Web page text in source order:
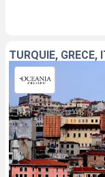
TURQUIE, GRÈCE,